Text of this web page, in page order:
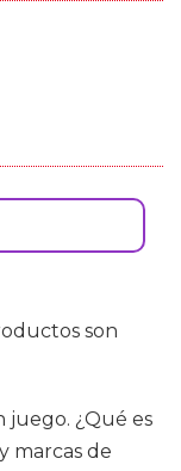
son
¿Qué es
marcas de